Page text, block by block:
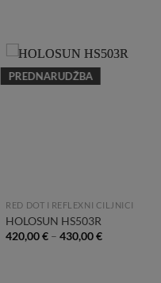
PREDNARUDŽBA
RED DOT I REFLEXNI CILJNICI
HOLOSUN HS503R
420,00€ –430,00€